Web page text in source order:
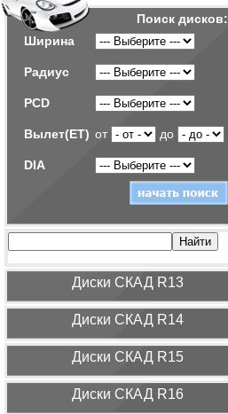
Поиск дисков:
Ширина
Радиус
PCD
Вылет(ET) от до
DIA
Диcки СКАД R13
Диcки СКАД R14
Диcки СКАД R15
Диcки СКАД R16